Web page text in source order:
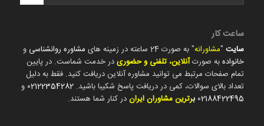
ساعت کار
سایت"مشاورانه" به صورت 24 ساعته در زمینه های مشاوره روانشناسی و
خانوادهبه صورتآنلاین، تلفنی و حضوریدر خدمت شماست. در پایین
تمام صفحات مرتبط می توانید مشاوره آنلاین دریافت کنید. فقط به دلیل
تعداد بالای سوالات، کمی در دریافت پاسخ شکیبا باشید. 02122354282 و
02188422495 برترین مشاوران ایراندر کنار شما هستند.